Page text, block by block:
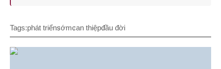
Tags:phát triểnsớmcan thiệpđầu đời